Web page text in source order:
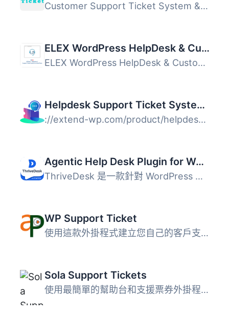
Customer Support Ticket System & Helpdesk 是一款讓您...
ELEX WordPress HelpDesk & Customer Ticketing System
ELEX WordPress HelpDesk & Customer Ticketing System ...
Helpdesk Support Ticket System for WooCommerce
://extend-wp.com/product/helpdesk-support-ticket-system-w...
Agentic Help Desk Plugin for WordPress – Live Chat, AI Chatbot & Ticketing – ThriveDesk
ThriveDesk 是一款針對 WordPress 的客戶支援外掛，提供即時...
WP Support Ticket
使用這款外掛程式建立您自己的客戶支援系統。讓您的網站客戶...
Sola Support Tickets
使用最簡單的幫助台和支援票券外掛程式。使用 Sola Support T...